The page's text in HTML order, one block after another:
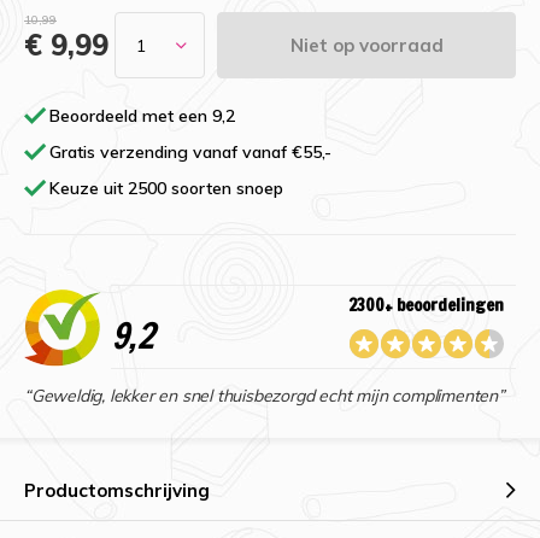
10,99
€ 9,99 Niet op voorraad
Beoordeeld met een 9,2
Gratis verzending vanaf vanaf €55,-
Keuze uit 2500 soorten snoep
9,2
2300+ beoordelingen
“Geweldig, lekker en snel thuisbezorgd echt mijn complimenten”
Productomschrijving